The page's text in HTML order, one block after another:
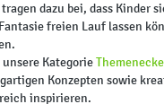
dazu bei, dass Kinder
freien Lauf lassen
Kategorie
Konzepten sowie
inspirieren.